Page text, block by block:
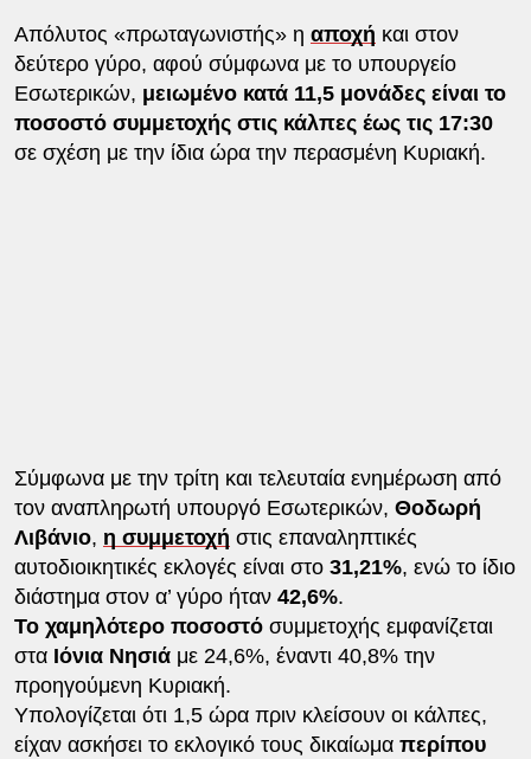
Απόλυτος «πρωταγωνιστής» η αποχή και στον
δεύτερο γύρο, αφού σύμφωνα με το υπουργείο
Εσωτερικών, μειωμένο κατά 11,5 μονάδες είναι το
ποσοστό συμμετοχής στις κάλπες έως τις 17:30
σε σχέση με την ίδια ώρα την περασμένη Κυριακή.
Σύμφωνα με την τρίτη και τελευταία ενημέρωση από
τον αναπληρωτή υπουργό Εσωτερικών, Θοδωρή
Λιβάνιο, η συμμετοχή στις επαναληπτικές
αυτοδιοικητικές εκλογές είναι στο 31,21%, ενώ το ίδιο
διάστημα στον α’ γύρο ήταν 42,6%.
Το χαμηλότερο ποσοστόσυμμετοχής εμφανίζεται
στα Ιόνια Νησιάμε 24,6%, έναντι 40,8% την
προηγούμενη Κυριακή.
Υπολογίζεται ότι 1,5 ώρα πριν κλείσουν οι κάλπες,
είχαν ασκήσει το εκλογικό τους δικαίωμα περίπου